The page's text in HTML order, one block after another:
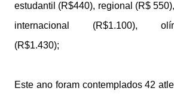
estudantil (R$440), regional (R$
internacional (R$1.100),
(R$1.430);
Este ano foram contemplados 42